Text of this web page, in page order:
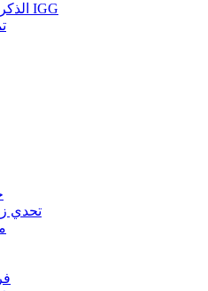
الذكرى الخامسة عشر لـ IGG
تحدي